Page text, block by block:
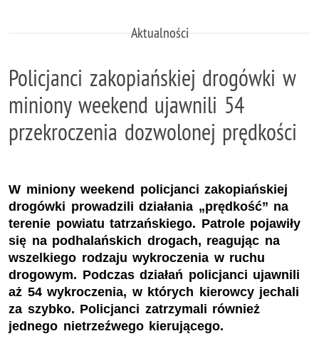
Aktualności
Policjanci zakopiańskiej drogówki w
miniony weekend ujawnili 54
przekroczenia dozwolonej prędkości
W miniony weekend policjanci zakopiańskiej
drogówki prowadzili działania „prędkość” na
terenie powiatu tatrzańskiego. Patrole pojawiły
się na podhalańskich drogach, reagując na
wszelkiego rodzaju wykroczenia w ruchu
drogowym. Podczas działań policjanci ujawnili
aż 54 wykroczenia, w których kierowcy jechali
za szybko. Policjanci zatrzymali również
jednego nietrzeźwego kierującego.